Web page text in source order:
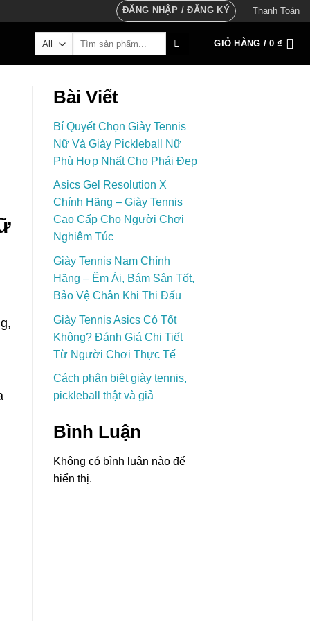
ĐĂNG NHẬP / ĐĂNG KÝ Thanh Toán
GIỎ HÀNG /0 ₫
Bài Viết
Bí Quyết Chọn Giày Tennis
Nữ Và Giày Pickleball Nữ
Phù Hợp Nhất Cho Phái Đẹp
Asics Gel Resolution X
Chính Hãng – Giày Tennis
Cao Cấp Cho Người Chơi
Nghiêm Túc
Giày Tennis Nam Chính
Hãng – Êm Ái, Bám Sân Tốt,
Bảo Vệ Chân Khi Thi Đấu
Giày Tennis Asics Có Tốt
Không? Đánh Giá Chi Tiết
Từ Người Chơi Thực Tế
Cách phân biệt giày tennis,
pickleball thật và giả
Bình Luận
Không có bình luận nào để
hiển thị.